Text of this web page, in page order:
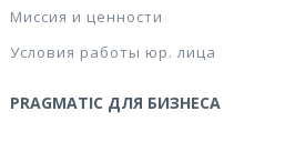
Миссия и ценности
Условия работы юр. лица
PRAGMATIC ДЛЯ БИЗНЕСА